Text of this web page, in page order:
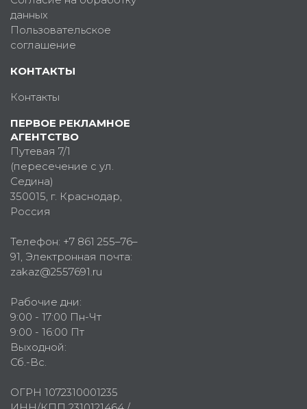
данных
Пользовательское
соглашение
КОНТАКТЫ
Контакты
ПЕРВОЕ РЕКЛАМНОЕ
АГЕНТСТВО
Путевая 7/1
(пересечение с ул.
Седина)
350015, г. Краснодар,
Россия
Телефон: +7 861 255–76–
91, Электронная почта:
zakaz@2557691.ru
Рабочие дни:
9:00 - 17:00 Пн-Чт
9:00 - 16:00 Пт
Выходной:
Сб.-Вс.
ОГРН 1072310001235